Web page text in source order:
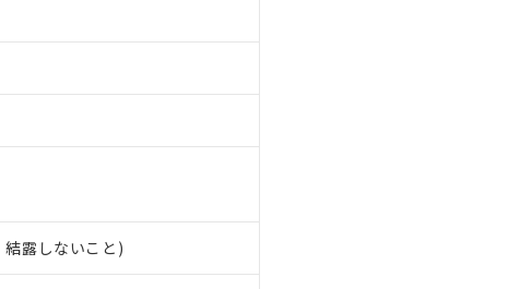
露しないこと)